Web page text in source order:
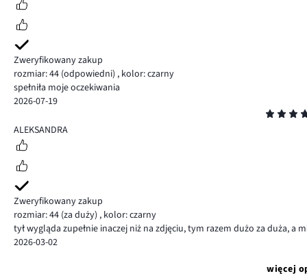
Zweryfikowany zakup
rozmiar: 44 (odpowiedni) , kolor: czarny
spełniła moje oczekiwania
2026-07-19
5
ALEKSANDRA
Zweryfikowany zakup
rozmiar: 44 (za duży) , kolor: czarny
tył wygląda zupełnie inaczej niż na zdjęciu, tym razem dużo za duża, a
2026-03-02
więcej